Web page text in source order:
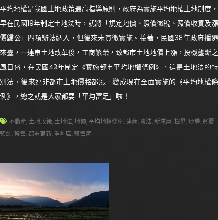
平均地權是我國土地政策最高指導原則，政府為實施平均地權土地制度，
早在民國19年制定土地法時，就將「規定地價、照價徵稅、照價收買及漲
價歸公」四項辦法納入，但後來未貫徹實施。接著，民國38年政府播遷
來臺，一連串土地改革後，工商繁榮，致都市土地地價上漲，投機壟斷之
風日盛，在民國43年制定《實施都市平均地權條例》，這是土地法的特
別法，後來連非都市土地價格都漲，變成現在全面實施的《平均地權條
例》，總之就是大家都要「平均富足」啦！
不動產,土地政策,土地法,地價,平均地權條例, 建商, 憲法,新成屋,檢舉,炒房, 買賣
契約,轉售,都市更新, 重劃區,預售屋